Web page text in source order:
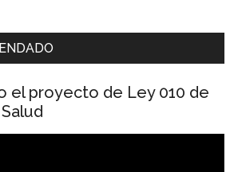
el proyecto de Ley 010 de